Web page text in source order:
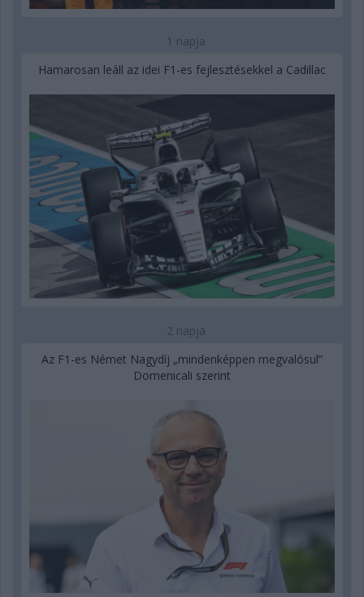
1 napja
Hamarosan leáll az idei F1-es fejlesztésekkel a Cadillac
2 napja
Az F1-es Német Nagydíj „mindenképpen megvalósul”
Domenicali szerint